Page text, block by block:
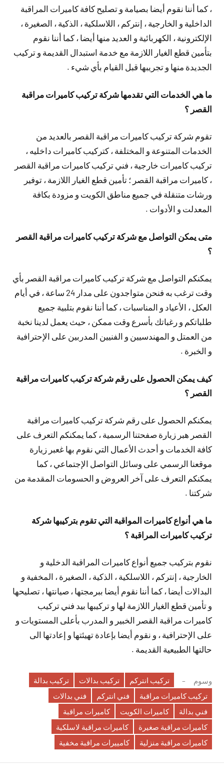
، كما أننا نقوم أيضا بصيامة و تصليح كافة كاميرات المراقبة
الداخلية و الخارجية ، إنتركم ، اللاسلكية ، الذكية ، الصغيرة ،
الإلكترونية ، الكهربائية و العديد منها أيضا ، كما أننا نقوم
بتأمين قطع الغيار اللازمة مع خدمة استبدال القديمة و تركيب
الجديدة منها و تجريبها قبل القيام بأي شيء .
ما هي الخدمات التي تقدمها شركة تركيب كاميرات مراقبة
القصر ؟
تقوم شركة تركيب كاميرات مراقبة القصر بالعديد من
الخدمات المتنوعة و المختلفة ، كتركيب كاميرات داخليه ،
تركيب كاميرات خارجية ، فني تركيب كاميرات مراقبة القصر
، كاميرات مراقبة القصر ؛ تأمين قطع الغيار اللازمة ، توفير
ورشات متنقلة في جميع مناطق الكويت و مزودة بكافة
المعدلت و الأدوات .
متى يمكن التواصل مع شركة تركيب كاميرات مراقبة القصر
؟
يمكنكم التواصل مع شركة تركيب كاميرات مراقبة القصر بأي
وقت ترغب به فنحن متواجدون على مدار 24 ساعة ، في أيام
العكل ، الأعياد و المناسبات ، كما أننا نقوم بتلبية جميع
طلباتكم و رغباتك بأسرع وقت ممكن ، حيث يعمل لدينا نخبة
من العمتل و المهندسيين و الفنيين المدربين على الإحترافية
و الخبرة .
كيف يمكن الحصول على رقم شركة تركيب كاميرات مراقبة
القصر ؟
يمكنكم الحصول على رقم شركة تركيب كاميرات مراقبة
القصر هبر زيارة صفحتنا الرسمية ، كما يمكنكم التعرف على
كافة الخدمات و أحدث الأعمال التي نقوم بها غعبر زيارة
موقعنا الرسمي على وسائل التواصل الإجتماعي ، كما
يمكنكم التعرف على آخر العروض و الحسومات المقدمة من
شركتنا .
ما هي أنواع كاميرات المواقبة التي تقوم بتركيبها شركة
تركيب كاميرات المراقبة ؟
نقوم بتركيب جميع أنواع كاميرات المراقبة الدخلية و
الخارجية ، إنتركم ، اللاسلكية ، الذكية ، الصغيرة ، المخفية و
البدالات أيضا ، كما أننا نقوم أيضا ببرمجتها ، صيانتها ، تصليحها
و تأمين قطع الغيار اللازمة لها و تركيبها بيد فني تركيب
كاميرات مراقبة القصر الخبير و المدرب بأعلى المستويات و
على الإحترافية ، و نقوم أيضا بإعادة تهيئتها و إعادتها الى
حالتها الطبيعية القديمة .
وسوم تركيب انتركم تركيب بدالات
تركيب بدالة
تركيب كاميرات مراقبة
فني انتركم
فني بدالات
فني بدالة
كاميرات الكويت
كاميرات مراقبة
كاميرات مراقبة صغيرة
كاميرات مراقبة لاسلكية
كاميرات مراقبة منزلية
كامييرات مراقبة مخفية